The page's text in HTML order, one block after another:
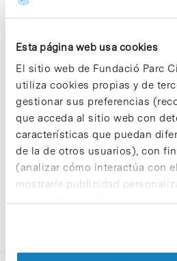
Esta página web usa cookies
El sitio web de Fundació Parc
utiliza cookies propias y de
gestionar sus preferencias
que acceda al sitio web con
características que puedan
de la de otros usuarios), con
(analizar cómo interactúa con
mostrarle publicidad
elaborado a partir de sus
información sobre las cookies
la Política de cookies del sitio
Sorry, no results were
Please try again with different